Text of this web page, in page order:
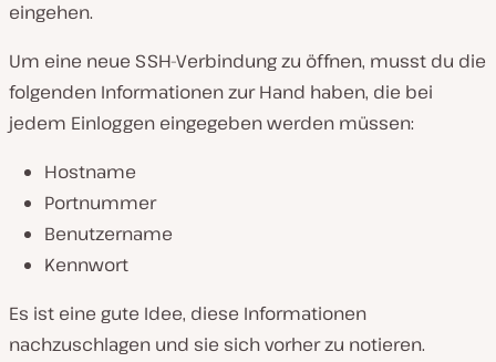
eingehen.
Um eine neue SSH-Verbindung zu öffnen, musst du die
folgenden Informationen zur Hand haben, die bei
jedem Einloggen eingegeben werden müssen:
Hostname
Portnummer
Benutzername
Kennwort
Es ist eine gute Idee, diese Informationen
nachzuschlagen und sie sich vorher zu notieren.